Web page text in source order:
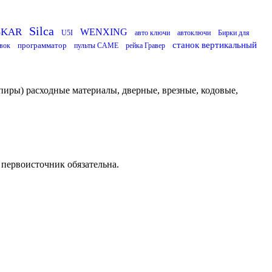
Silca U5I WENXING авто ключи автоключи
Бирки для
программатор пульты CAME рейка Гравер станок вертикальный
расходные материалы, дверные, врезные, кодовые,
обязательна.